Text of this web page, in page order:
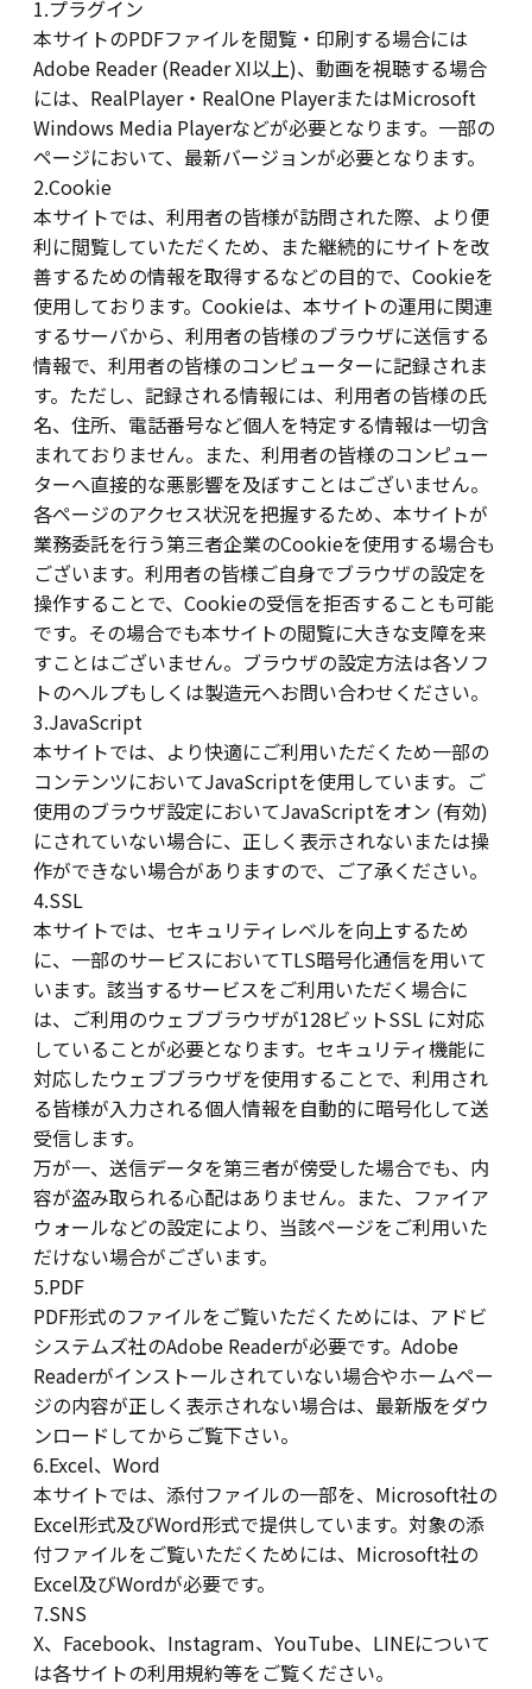
1.プラグイン
本サイトのPDFファイルを閲覧・印刷する場合には
Adobe Reader (Reader XI以上)、動画を視聴する場合
には、RealPlayer・RealOne PlayerまたはMicrosoft
Windows Media Playerなどが必要となります。一部の
ページにおいて、最新バージョンが必要となります。
2.Cookie
本サイトでは、利用者の皆様が訪問された際、より便
利に閲覧していただくため、また継続的にサイトを改
善するための情報を取得するなどの目的で、Cookieを
使用しております。Cookieは、本サイトの運用に関連
するサーバから、利用者の皆様のブラウザに送信する
情報で、利用者の皆様のコンピューターに記録されま
す。ただし、記録される情報には、利用者の皆様の氏
名、住所、電話番号など個人を特定する情報は一切含
まれておりません。また、利用者の皆様のコンピュー
ターへ直接的な悪影響を及ぼすことはございません。
各ページのアクセス状況を把握するため、本サイトが
業務委託を行う第三者企業のCookieを使用する場合も
ございます。利用者の皆様ご自身でブラウザの設定を
操作することで、Cookieの受信を拒否することも可能
です。その場合でも本サイトの閲覧に大きな支障を来
すことはございません。ブラウザの設定方法は各ソフ
トのヘルプもしくは製造元へお問い合わせください。
3.JavaScript
本サイトでは、より快適にご利用いただくため一部の
コンテンツにおいてJavaScriptを使用しています。ご
使用のブラウザ設定においてJavaScriptをオン (有効)
にされていない場合に、正しく表示されないまたは操
作ができない場合がありますので、ご了承ください。
4.SSL
本サイトでは、セキュリティレベルを向上するため
に、一部のサービスにおいてTLS暗号化通信を用いて
います。該当するサービスをご利用いただく場合に
は、ご利用のウェブブラウザが128ビットSSL に対応
していることが必要となります。セキュリティ機能に
対応したウェブブラウザを使用することで、利用され
る皆様が入力される個人情報を自動的に暗号化して送
受信します。
万が一、送信データを第三者が傍受した場合でも、内
容が盗み取られる心配はありません。また、ファイア
ウォールなどの設定により、当該ページをご利用いた
だけない場合がございます。
5.PDF
PDF形式のファイルをご覧いただくためには、アドビ
システムズ社のAdobe Readerが必要です。Adobe
Readerがインストールされていない場合やホームペー
ジの内容が正しく表示されない場合は、最新版をダウ
ンロードしてからご覧下さい。
6.Excel、Word
本サイトでは、添付ファイルの一部を、Microsoft社の
Excel形式及びWord形式で提供しています。対象の添
付ファイルをご覧いただくためには、Microsoft社の
Excel及びWordが必要です。
7.SNS
X、Facebook、Instagram、YouTube、LINEについて
は各サイトの利用規約等をご覧ください。